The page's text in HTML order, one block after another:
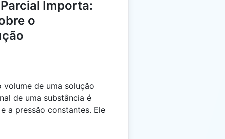
Importa:
o
de uma solução
de uma substância é
a pressão constantes. Ele